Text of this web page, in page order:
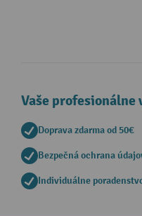
Vaše profesionálne
Doprava zdarma od 50€
Bezpečná ochrana
Individuálne